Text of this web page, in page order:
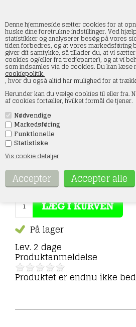
Denne hjemmeside sætter cookies for at
huske dine foretrukne indstillinger. Ved
statistikker og analyserer besøg på vores
tiden forbedres, og at vores markedsføring
giver dit samtykke, så tillader du, at vi
cookies og/eller fra tredjeparter), og at vi
som indsamles via de cookies. Du kan læse
cookiepolitik.
, hvor du også altid har mulighed for at
Herunder kan du vælge cookies til eller fra.
af cookies fortæller, hvilket formål de tjener.
Nødvendige
Markedsføring
Funktionelle
Statistiske
Vis cookie detaljer
Roco 40074 Hæfteringe
Forside»Tilbehør/reservedele»Roco
Varenr.:40074
49,00
På lager
Lev. 2 dage
Produktanmeldelse
Produktet er endnu ikke